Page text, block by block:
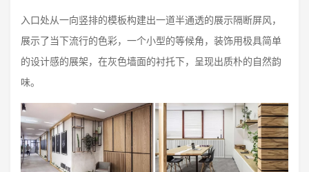
入口处从一向竖排的模板构建出一道半通透的展示隔断屏风，
展示了当下流行的色彩，一个小型的等候角，装饰用极具简单
的设计感的展架，在灰色墙面的衬托下，呈现出质朴的自然韵
味。